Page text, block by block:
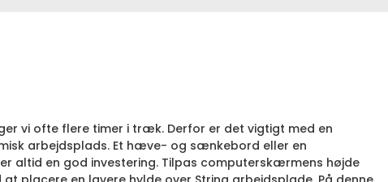
vi ofte flere timer i træk. Derfor er det vigtigt med en
arbejdsplads. Et hæve- og sænkebord eller en
altid en god investering. Tilpas computerskærmens højde